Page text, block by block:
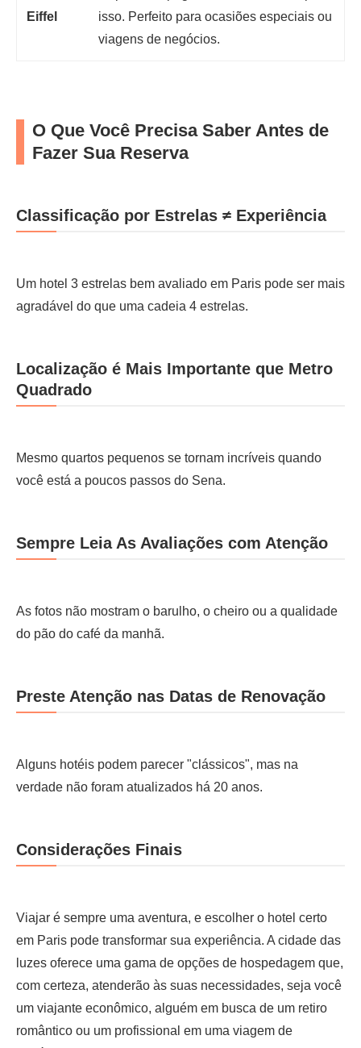
Eiffel
isso. Perfeito para ocasiões especiais ou
viagens de negócios.
O Que Você Precisa Saber Antes de
Fazer Sua Reserva
Classificação por Estrelas ≠ Experiência
Um hotel 3 estrelas bem avaliado em Paris pode ser mais
agradável do que uma cadeia 4 estrelas.
Localização é Mais Importante que Metro
Quadrado
Mesmo quartos pequenos se tornam incríveis quando
você está a poucos passos do Sena.
Sempre Leia As Avaliações com Atenção
As fotos não mostram o barulho, o cheiro ou a qualidade
do pão do café da manhã.
Preste Atenção nas Datas de Renovação
Alguns hotéis podem parecer "clássicos", mas na
verdade não foram atualizados há 20 anos.
Considerações Finais
Viajar é sempre uma aventura, e escolher o hotel certo
em Paris pode transformar sua experiência. A cidade das
luzes oferece uma gama de opções de hospedagem que,
com certeza, atenderão às suas necessidades, seja você
um viajante econômico, alguém em busca de um retiro
romântico ou um profissional em uma viagem de